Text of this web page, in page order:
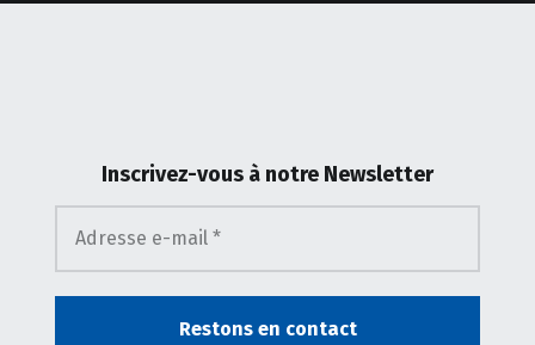
Inscrivez-vous à notre Newsletter